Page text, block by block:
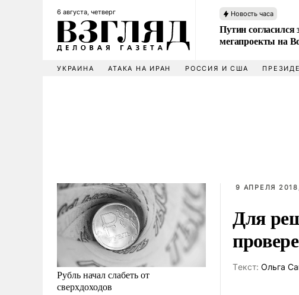
6 августа, четверг Новость часа
Путин согласился
мегапроекты на
УКРАИНА АТАКА НА ИРАН РОССИЯ И США
Рубль начал слабеть от
сверхдоходов
9 АПРЕЛЯ
Для
Tекст: Ольга